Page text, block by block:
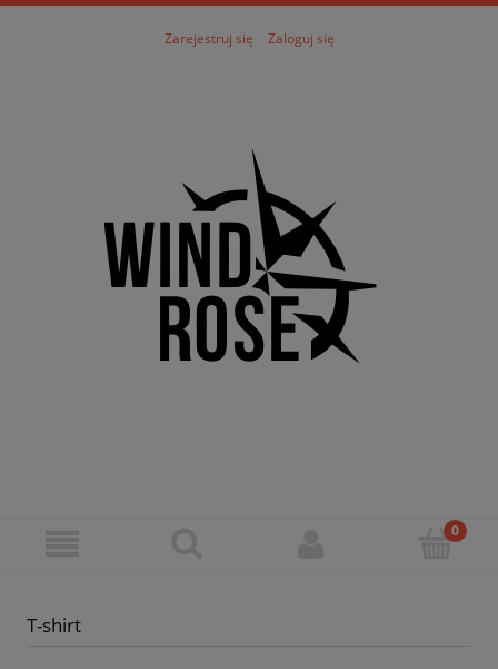
Zarejestruj się Zaloguj się
T-shirt